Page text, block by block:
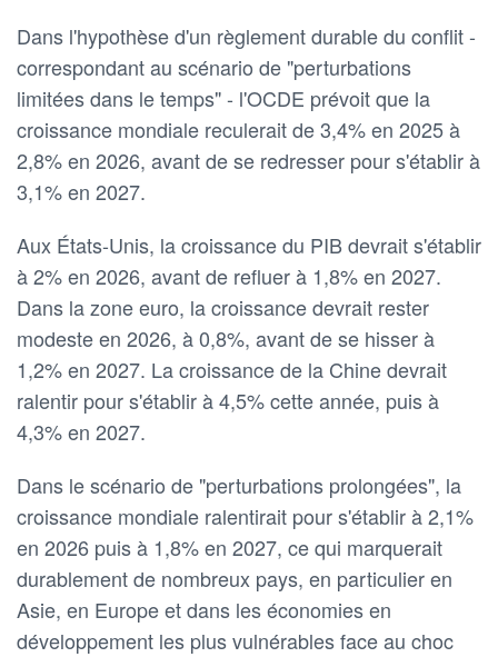
Dans l'hypothèse d'un règlement durable du conflit -
correspondant au scénario de "perturbations
limitées dans le temps" - l'OCDE prévoit que la
croissance mondiale reculerait de 3,4% en 2025 à
2,8% en 2026, avant de se redresser pour s'établir à
3,1% en 2027.
Aux États-Unis, la croissance du PIB devrait s'établir
à 2% en 2026, avant de refluer à 1,8% en 2027.
Dans la zone euro, la croissance devrait rester
modeste en 2026, à 0,8%, avant de se hisser à
1,2% en 2027. La croissance de la Chine devrait
ralentir pour s'établir à 4,5% cette année, puis à
4,3% en 2027.
Dans le scénario de "perturbations prolongées", la
croissance mondiale ralentirait pour s'établir à 2,1%
en 2026 puis à 1,8% en 2027, ce qui marquerait
durablement de nombreux pays, en particulier en
Asie, en Europe et dans les économies en
développement les plus vulnérables face au choc